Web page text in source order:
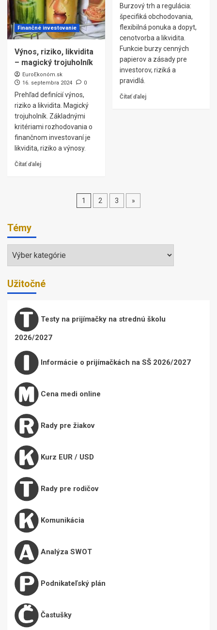
Finančné investovanie
Výnos, riziko, likvidita
– magický trojuholník
EuroEkonóm.sk
16. septembra 2024
0
Prehľad definícií výnos,
riziko a likvidita. Magický
trojuholník. Základnými
kritériami rozhodovania o
finančnom investovaní je
likvidita, riziko a výnosy.
Čítať ďalej
Burzový trh a regulácia:
špecifiká obchodovania,
flexibilná ponuka a dopyt,
cenotvorba a likvidita.
Funkcie burzy cenných
papierov a zásady pre
investorov, riziká a
pravidlá.
Čítať ďalej
Stránkovanie
1 2 3 »
Témy
Témy
Užitočné
Testy na prijímačky na strednú školu
2026/2027
Informácie o prijímačkách na SŠ 2026/2027
Cena medi online
Rady pre žiakov
Kurz EUR / USD
Rady pre rodičov
Komunikácia
Analýza SWOT
Podnikateľský plán
Častušky